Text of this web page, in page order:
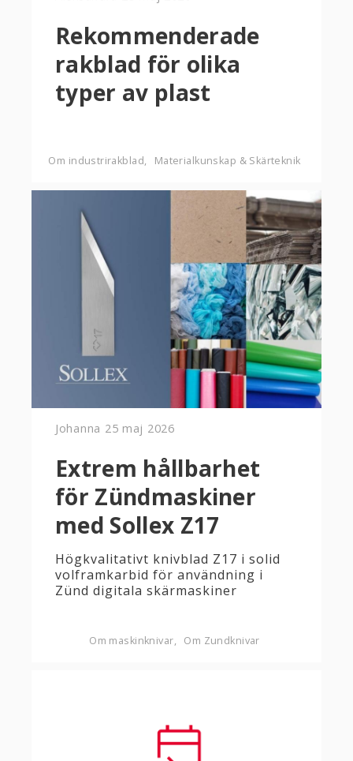
Rekommenderade
rakblad för olika
typer av plast
Om industrirakblad Materialkunskap & Skärteknik
Johanna 25 maj 2026
Extrem hållbarhet
för Zündmaskiner
med Sollex Z17
Högkvalitativt knivblad Z17 i solid
volframkarbid för användning i
Zünd digitala skärmaskiner
Om maskinknivar Om Zundknivar